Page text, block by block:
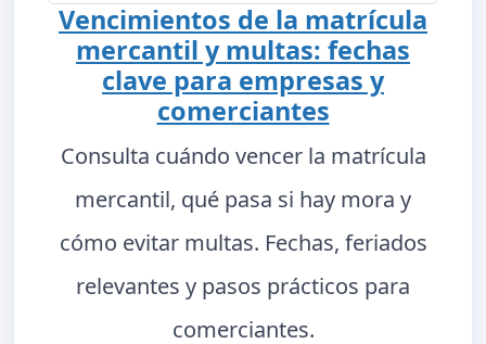
Vencimientos de la matrícula
mercantil y multas: fechas
clave para empresas y
comerciantes
Consulta cuándo vencer la matrícula
mercantil, qué pasa si hay mora y
cómo evitar multas. Fechas, feriados
relevantes y pasos prácticos para
comerciantes.